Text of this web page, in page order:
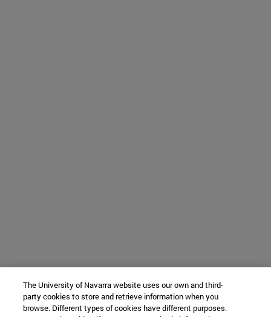
The University of Navarra website uses our own and third-
party cookies to store and retrieve information when you
browse. Different types of cookies have different purposes.